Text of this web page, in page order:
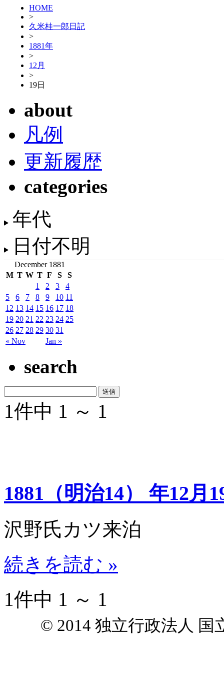
HOME
>
久米桂一郎日記
>
1881年
>
12月
>
19日
about
凡例
更新履歴
categories
年代
日付不明
December 1881
M T W T F S S
« Nov Jan »
1 2 3
4
5
6 7 8 9 10 11
12 13 14 15 16 17 18
19 20 21 22 23 24 25
26 27 28 29 30 31
search
1件中 1 ～ 1
1881（明治14） 年12月
沢野氏カツ来泊
続きを読む »
1件中 1 ～ 1
© 2014 独立行政法人 国